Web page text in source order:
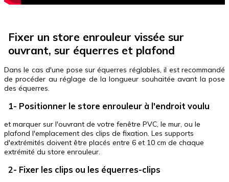
Fixer un store enrouleur vissée sur
ouvrant, sur équerres et plafond
Dans le cas d'une pose sur équerres réglables, il est recommandé
de procéder au réglage de la longueur souhaitée avant la pose
des équerres.
1- Positionner le store enrouleur à l'endroit voulu
et marquer sur l'ouvrant de votre fenêtre PVC, le mur, ou le
plafond l'emplacement des clips de fixation. Les supports
d'extrémités doivent être placés entre 6 et 10 cm de chaque
extrémité du store enrouleur.
2- Fixer les clips ou les équerres-clips